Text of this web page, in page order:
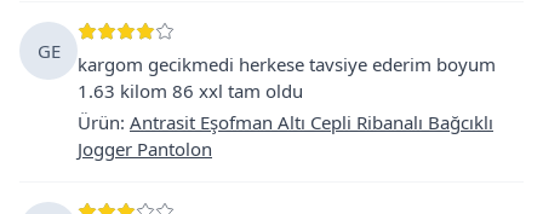
GE
kargom gecikmedi herkese tavsiye ederim boyum
1.63 kilom 86 xxl tam oldu
Ürün: Antrasit Eşofman Altı Cepli Ribanalı Bağcıklı
Jogger Pantolon